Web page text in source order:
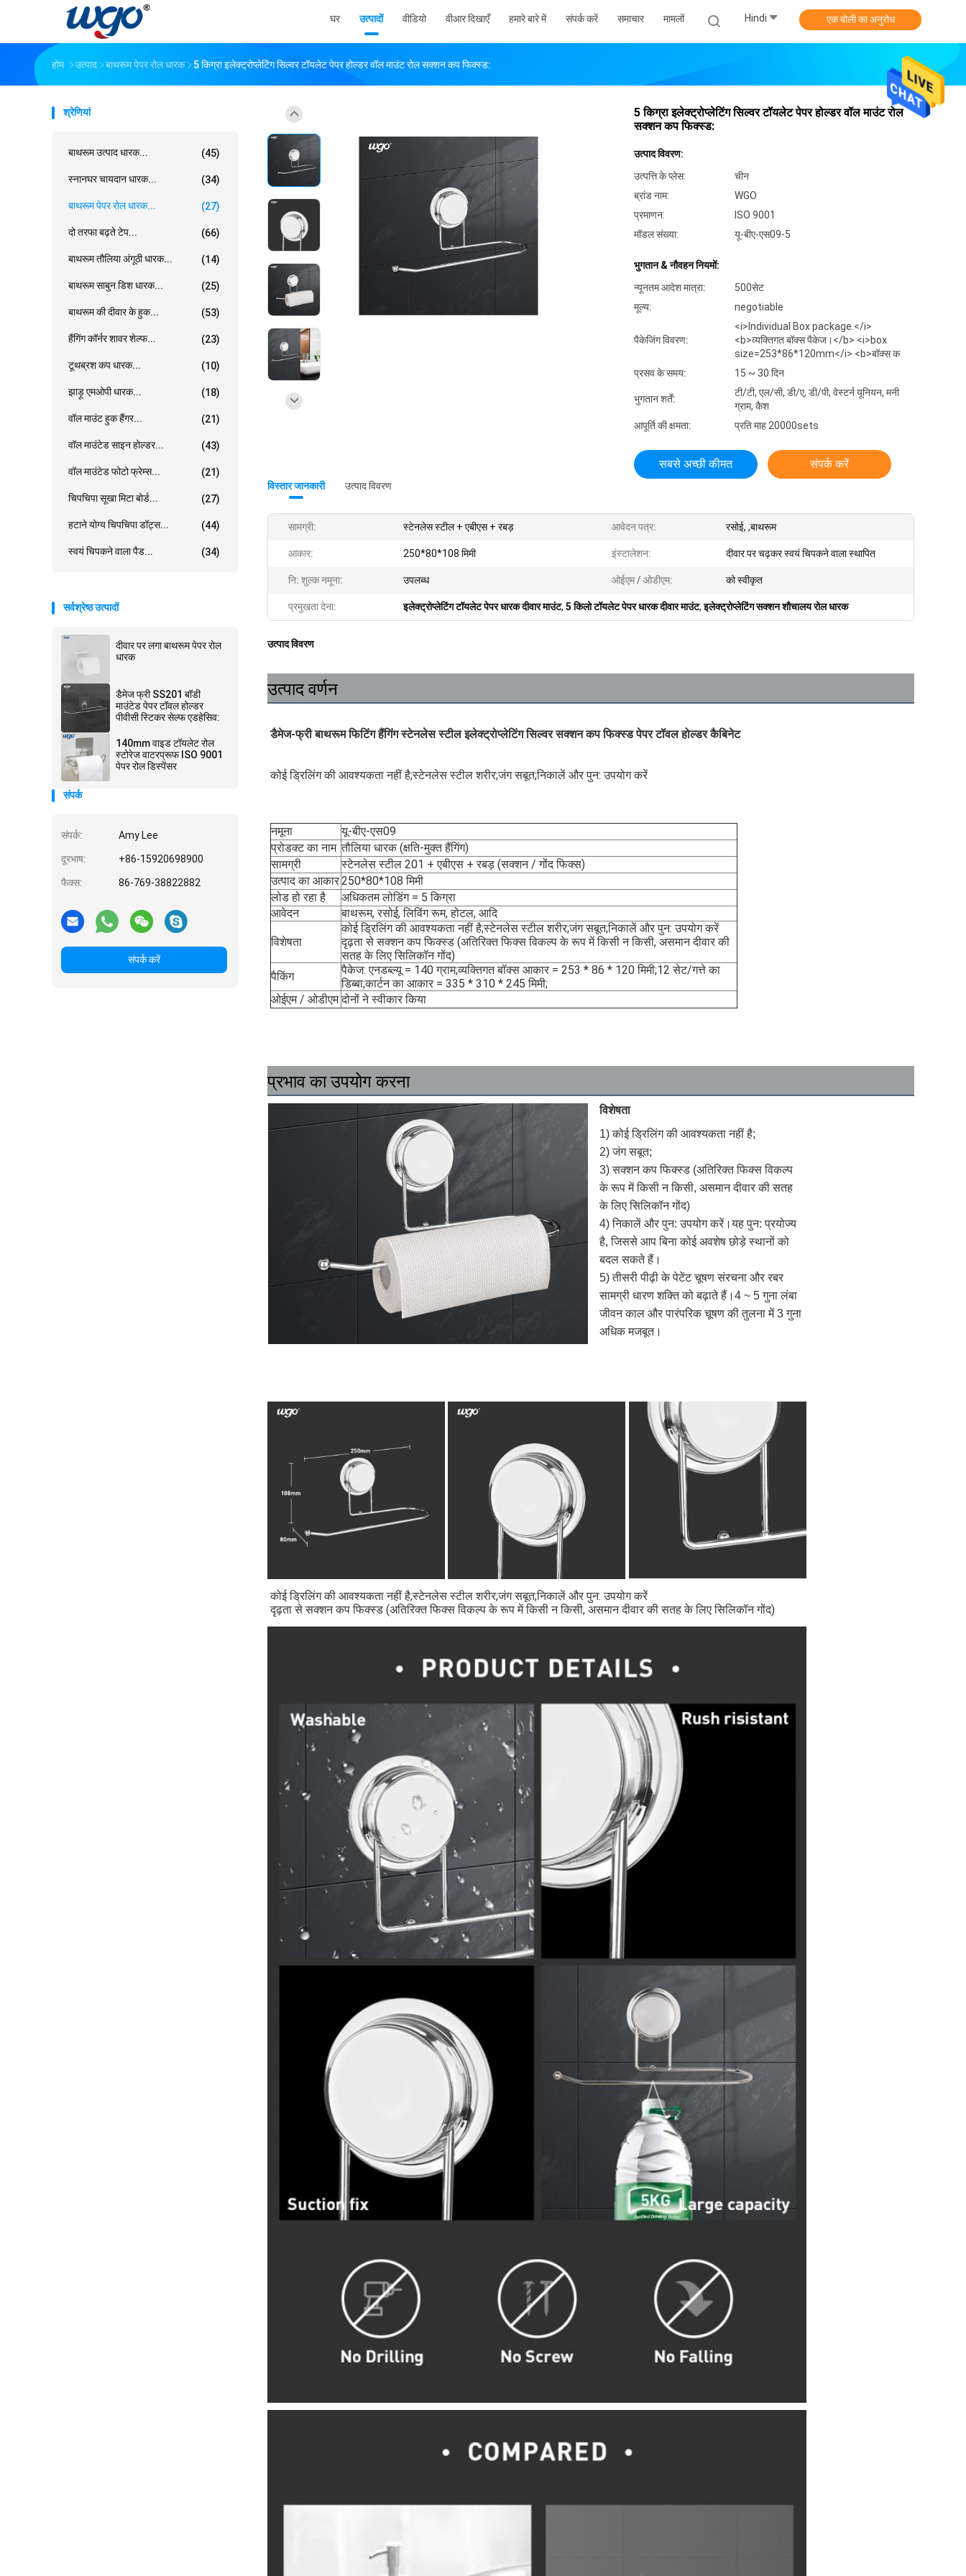
घर उत्पादों वीडियो वीआर दिखाएँ हमारे बारे में संपर्क करें समाचार मामलों Hindi एक बोली का अनुरोध
होम उत्पाद बाथरूम पेपर रोल धारक 5 किग्रा इलेक्ट्रोप्लेटिंग सिल्वर टॉयलेट पेपर होल्डर वॉल माउंट रोल सक्शन कप फिक्स्ड:
श्रेणियां
बाथरूम उत्पाद धारक... (45)
स्नानघर चायदान धारक... (34)
बाथरूम पेपर रोल धारक... (27)
दो तरफा बढ़ते टेप... (66)
बाथरूम तौलिया अंगूठी धारक... (14)
बाथरूम साबुन डिश धारक... (25)
बाथरूम की दीवार के हुक... (53)
हैंगिंग कॉर्नर शावर शेल्फ... (23)
टूथब्रश कप धारक... (10)
झाड़ू एमओपी धारक... (18)
वॉल माउंट हुक हैंगर... (21)
वॉल माउंटेड साइन होल्डर... (43)
वॉल माउंटेड फोटो फ्रेम्स... (21)
चिपचिपा सूखा मिटा बोर्ड... (27)
हटाने योग्य चिपचिपा डॉट्स... (44)
स्वयं चिपकने वाला पैड... (34)
सर्वश्रेष्ठ उत्पादों
दीवार पर लगा बाथरूम पेपर रोल
धारक
डैमेज फ्री SS201 बॉडी
माउंटेड पेपर टॉवल होल्डर
पीवीसी स्टिकर सेल्फ एडहेसिव:
140mm वाइड टॉयलेट रोल
स्टोरेज वाटरप्रूफ ISO 9001
पेपर रोल डिस्पेंसर
संपर्क
संपर्क: Amy Lee
दूरभाष: +86-15920698900
फैक्स: 86-769-38822882
संपर्क करें
5 किग्रा इलेक्ट्रोप्लेटिंग सिल्वर टॉयलेट पेपर होल्डर वॉल माउंट रोल
सक्शन कप फिक्स्ड:
उत्पाद विवरण:
उत्पत्ति के प्लेस:
चीन
ब्रांड नाम:
WGO
प्रमाणन:
ISO 9001
मॉडल संख्या:
यू-बीए-एस09-5
भुगतान & नौवहन नियमों:
न्यूनतम आदेश मात्रा:
500सेट
मूल्य:
negotiable
पैकेजिंग विवरण:
<i>Individual Box package.</i>
<b>व्यक्तिगत बॉक्स पैकेज।</b> <i>box
size=253*86*120mm</i> <b>बॉक्स क
प्रसव के समय:
15 ~ 30 दिन
भुगतान शर्तें:
टी/टी, एल/सी, डी/ए, डी/पी, वेस्टर्न यूनियन, मनी
ग्राम, कैश
आपूर्ति की क्षमता:
प्रति माह 20000sets
सबसे अच्छी कीमत संपर्क करें
विस्तार जानकारी उत्पाद विवरण
सामग्री: स्टेनलेस स्टील + एबीएस + रबड़ आवेदन पत्र: रसोई, ,बाथरूम
आकार: 250*80*108 मिमी इंस्टालेशन: दीवार पर चढ़कर स्वयं चिपकने वाला स्थापित
नि: शुल्क नमूना: उपलब्ध ओईएम / ओडीएम: को स्वीकृत
प्रमुखता देना: इलेक्ट्रोप्लेटिंग टॉयलेट पेपर धारक दीवार माउंट, 5 किलो टॉयलेट पेपर धारक दीवार माउंट,इलेक्ट्रोप्लेटिंग सक्शन शौचालय रोल धारक
उत्पाद विवरण
उत्पाद वर्णन
डैमेज-फ्री बाथरूम फिटिंग हैंगिंग स्टेनलेस स्टील इलेक्ट्रोप्लेटिंग सिल्वर सक्शन कप फिक्स्ड पेपर टॉवल होल्डर कैबिनेट
कोई ड्रिलिंग की आवश्यकता नहीं है;स्टेनलेस स्टील शरीर;जंग सबूत;निकालें और पुन: उपयोग करें
नमूना
यू-बीए-एस09
प्रोडक्ट का नाम तौलिया धारक (क्षति-मुक्त हैंगिंग)
सामग्री
स्टेनलेस स्टील 201 + एबीएस + रबड़ (सक्शन / गोंद फिक्स)
उत्पाद का आकार250*80*108 मिमी
लोड हो रहा है
अधिकतम लोडिंग = 5 किग्रा
आवेदन
बाथरूम, रसोई, लिविंग रूम, होटल, आदि
विशेषता
कोई ड्रिलिंग की आवश्यकता नहीं है;स्टेनलेस स्टील शरीर;जंग सबूत;निकालें और पुन: उपयोग करें
दृढ़ता से सक्शन कप फिक्स्ड (अतिरिक्त फिक्स विकल्प के रूप में किसी न किसी, असमान दीवार की
सतह के लिए सिलिकॉन गोंद)
पैकिंग
पैकेज: एनडब्ल्यू = 140 ग्राम;व्यक्तिगत बॉक्स आकार = 253 * 86 * 120 मिमी;12 सेट/गत्ते का
डिब्बा;कार्टन का आकार = 335 * 310 * 245 मिमी;
ओईएम / ओडीएम दोनों ने स्वीकार किया
प्रभाव का उपयोग करना
विशेषता
1) कोई ड्रिलिंग की आवश्यकता नहीं है;
2) जंग सबूत;
3) सक्शन कप फिक्स्ड (अतिरिक्त फिक्स विकल्प
के रूप में किसी न किसी, असमान दीवार की सतह
के लिए सिलिकॉन गोंद)
4) निकालें और पुन: उपयोग करें।यह पुन: प्रयोज्य
है, जिससे आप बिना कोई अवशेष छोड़े स्थानों को
बदल सकते हैं।
5) तीसरी पीढ़ी के पेटेंट चूषण संरचना और रबर
सामग्री धारण शक्ति को बढ़ाते हैं।4 ~ 5 गुना लंबा
जीवन काल और पारंपरिक चूषण की तुलना में 3 गुना
अधिक मजबूत।
कोई ड्रिलिंग की आवश्यकता नहीं है;स्टेनलेस स्टील शरीर;जंग सबूत;निकालें और पुन: उपयोग करें
दृढ़ता से सक्शन कप फिक्स्ड (अतिरिक्त फिक्स विकल्प के रूप में किसी न किसी, असमान दीवार की सतह के लिए सिलिकॉन गोंद)